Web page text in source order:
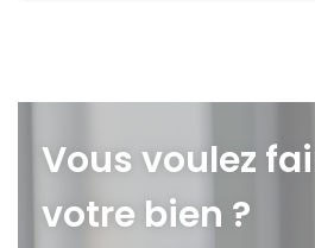
Vous voulez
votre bien ?